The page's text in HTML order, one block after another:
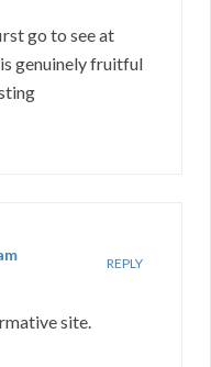
go to see at
genuinely fruitful
REPLY
site.